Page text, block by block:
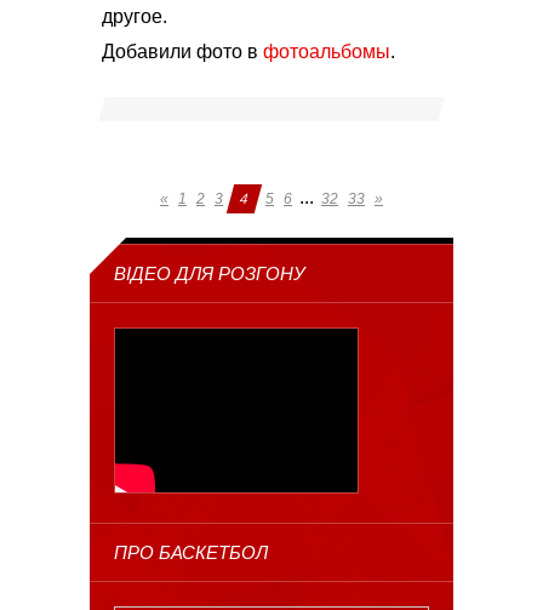
другое.
Добавили фото в фотоальбомы.
« 1 2 3 4 5 6 ... 32 33 »
ВІДЕО ДЛЯ РОЗГОНУ
ПРО БАСКЕТБОЛ